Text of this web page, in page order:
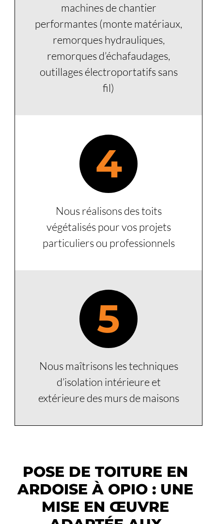
machines de chantier
performantes (monte matériaux,
remorques hydrauliques,
remorques d’échafaudages,
outillages électroportatifs sans
fil)
4
Nous réalisons des toits
végétalisés pour vos projets
particuliers ou professionnels
5
Nous maîtrisons les techniques
d’isolation intérieure et
extérieure des murs de maisons
POSE DE TOITURE EN
ARDOISE À OPIO : UNE
MISE EN ŒUVRE